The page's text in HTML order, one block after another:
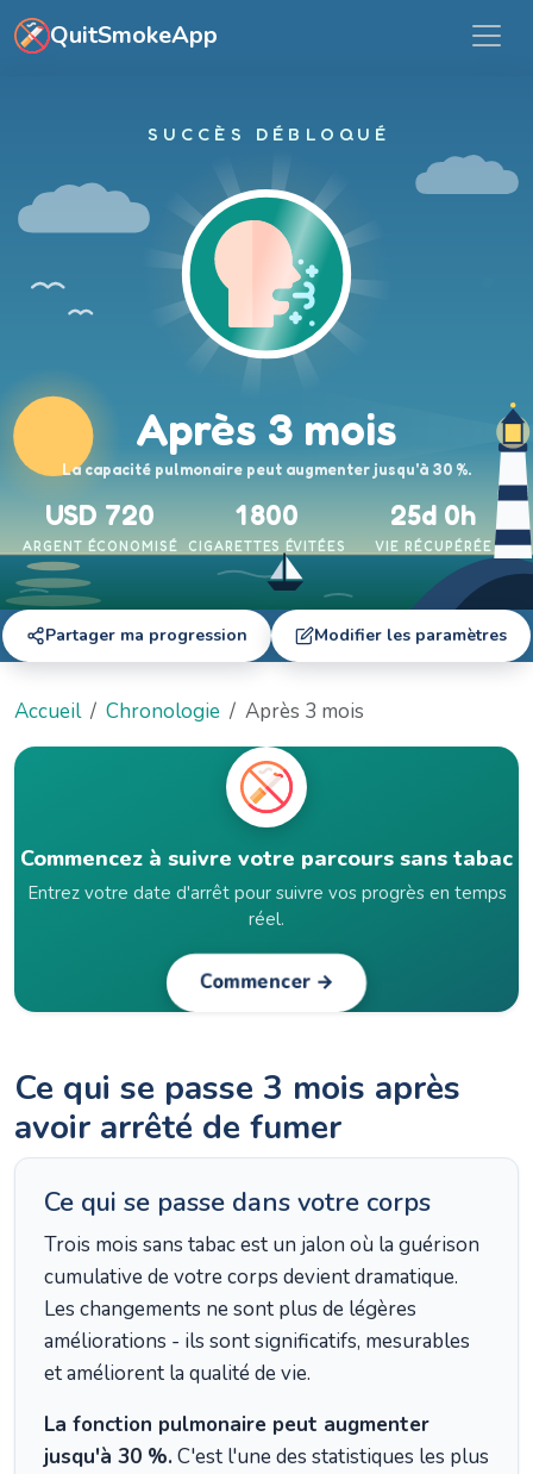
Aller au contenu principal
QuitSmokeApp
SUCCÈS DÉBLOQUÉ
Après 3 mois
La capacité pulmonaire peut augmenter jusqu'à 30 %.
USD 720 1 800 25d 0h
ARGENT ÉCONOMISÉ CIGARETTES ÉVITÉES VIE RÉCUPÉRÉE
Partager ma progression Modifier les paramètres
Accueil Chronologie Après 3 mois
Commencez à suivre votre parcours sans tabac
Entrez votre date d'arrêt pour suivre vos progrès en temps
réel.
Commencer →
Ce qui se passe 3 mois après
avoir arrêté de fumer
Ce qui se passe dans votre corps
Trois mois sans tabac est un jalon où la guérison
cumulative de votre corps devient dramatique.
Les changements ne sont plus de légères
améliorations - ils sont significatifs, mesurables
et améliorent la qualité de vie.
La fonction pulmonaire peut augmenter
jusqu'à 30 %.C'est l'une des statistiques les plus